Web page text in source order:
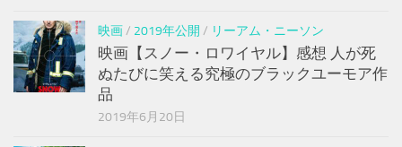
映画/ 2019年公開 / リーアム・ニーソン
映画【スノー・ロワイヤル】感想 人が死
ぬたびに笑える究極のブラックユーモア作
品
2019年6月20日